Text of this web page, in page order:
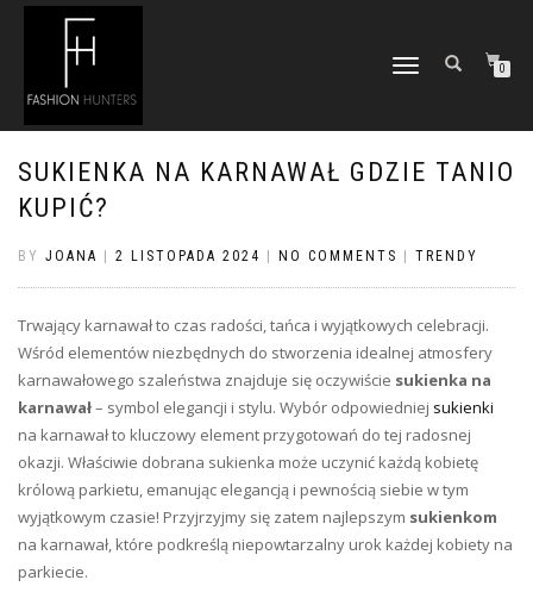
TOGGLE
0
SUKIENKA NA KARNAWAŁ GDZIE TANIO
KUPIĆ?
BY JOANA 2 LISTOPADA 2024 NO COMMENTS TRENDY
Trwający karnawał to czas radości, tańca i wyjątkowych celebracji.
Wśród elementów niezbędnych do stworzenia idealnej atmosfery
karnawałowego szaleństwa znajduje się oczywiście sukienka na
karnawał– symbol elegancji i stylu. Wybór odpowiedniej sukienki
na karnawał to kluczowy element przygotowań do tej radosnej
okazji. Właściwie dobrana sukienka może uczynić każdą kobietę
królową parkietu, emanując elegancją i pewnością siebie w tym
wyjątkowym czasie! Przyjrzyjmy się zatem najlepszym sukienkom
na karnawał, które podkreślą niepowtarzalny urok każdej kobiety na
parkiecie.